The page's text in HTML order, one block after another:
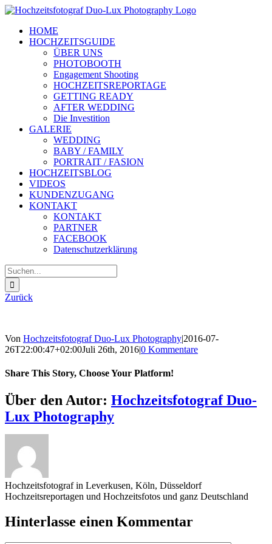
Zum
springenHOME
HOCHZEITSGUIDE
ÜBER UNS
PHOTOBOOTH
Engagement Shooting
HOCHZEITSREPORTAGE
GETTING READY
AFTER WEDDING
Die Investition
GALERIE
WEDDING
BABY / FAMILY
PORTRAIT / FASION
HOCHZEITSBLOG
VIDEOS
KUNDENZUGANG
KONTAKT
KONTAKT
PARTNER
FACEBOOK
Datenschutzerklärung
Suche
nach:
Zurück
Von Hochzeitsfotograf Duo-Lux Photography|2016-07-
26T22:00:47+02:00Juli 26th, 2016|0 Kommentare
Share This Story, Choose Your Platform!
Sharing_facebook
Sharing_twitter
Sharing_reddit
Über den Autor: Hochzeitsfotograf Duo-
Lux Photography
Hochzeitsfotograf in Leverkusen, Köln, Düsseldorf
Hochzeitsreportagen und Hochzeitsfotos und ganz Deutschland
Hinterlasse einen Kommentar